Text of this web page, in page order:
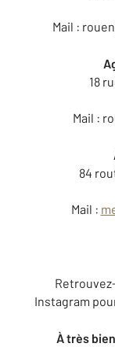
Mail :
18
Mail :
84
Mail :
Instagram
À très